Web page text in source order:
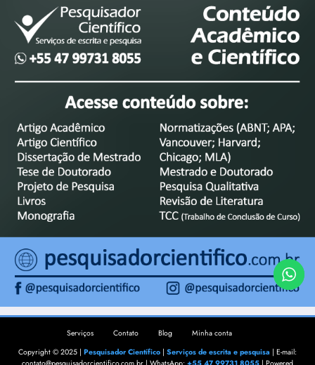
Serviços Contato Blog
Minha conta
Copyright © 2025 | Pesquisador Científico | Serviços de escrita e pesquisa | E-mail: